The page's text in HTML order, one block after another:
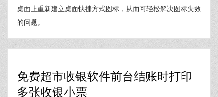
桌面上重新建立桌面快捷方式图标，从而可轻松解决图标失效
的问题。
免费超市收银软件前台结账时打印
多张收银小票